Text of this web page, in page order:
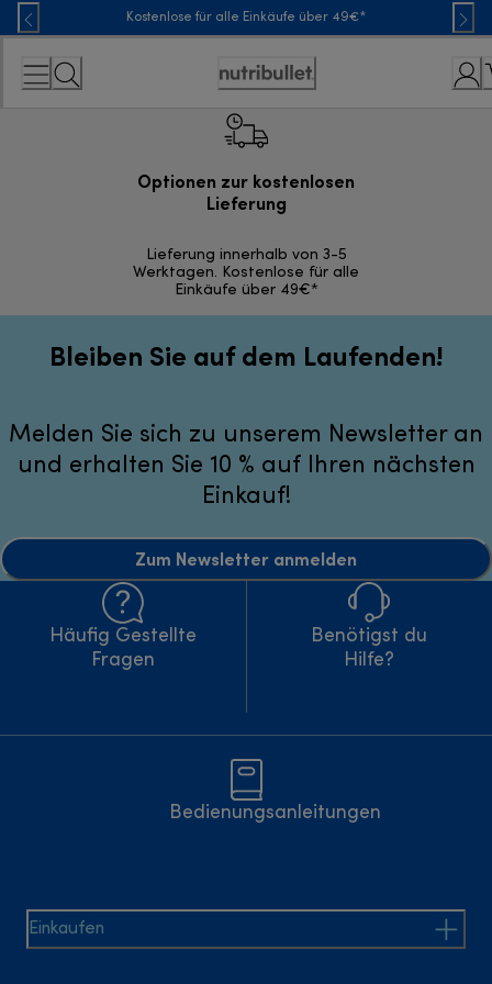
Skip
to
Content
Kostenlose für alle Einkäufe über 49€*
Erklärung
zur
Zugänglichkeit
Optionen zur kostenlosen
Lieferung
Lieferung innerhalb von 3-5
Werktagen. Kostenlose für alle
Einkäufe über 49€*
Bleiben Sie auf dem Laufenden!
Melden Sie sich zu unserem Newsletter an
und erhalten Sie 10 % auf Ihren nächsten
Einkauf!
Zum Newsletter anmelden
Häufig Gestellte
Fragen
Benötigst du
Hilfe?
Bedienungsanleitungen
Einkaufen